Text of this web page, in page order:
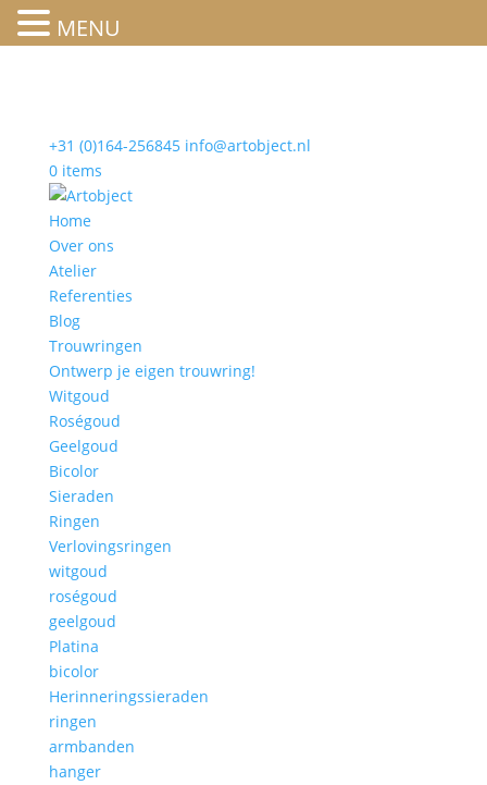
+31 (0)164-256845 info@artobject.nl
0 items
Home
Over ons
Atelier
Referenties
Blog
Trouwringen
Ontwerp je eigen trouwring!
Witgoud
Roségoud
Geelgoud
Bicolor
Sieraden
Ringen
Verlovingsringen
witgoud
roségoud
geelgoud
Platina
bicolor
Herinneringssieraden
ringen
armbanden
hanger
MENU